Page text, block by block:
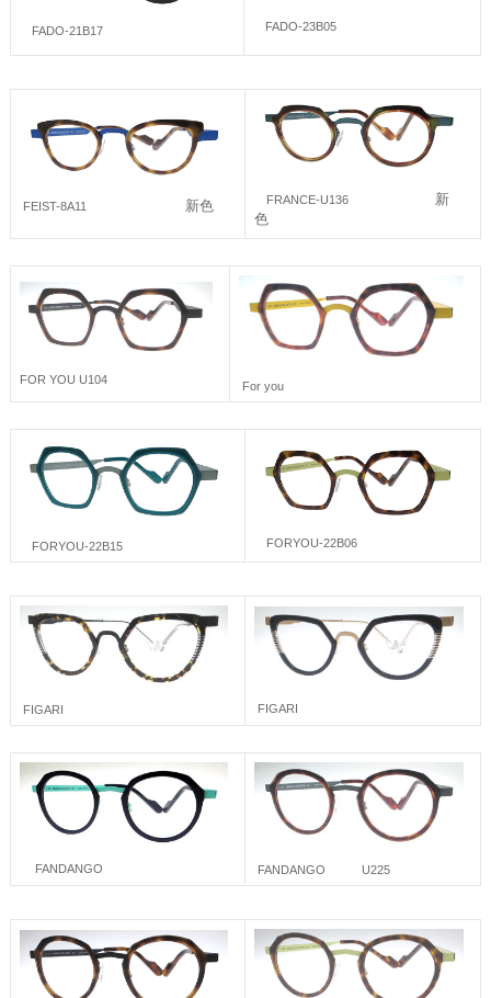
FADO-21B17 FADO-23B05
FEIST-8A11 新色 FRANCE-U136
新
色
FOR YOU U104
For you
FORYOU-22B15 FORYOU-22B06
FIGARI FIGARI
FANDANGO FANDANGO U225